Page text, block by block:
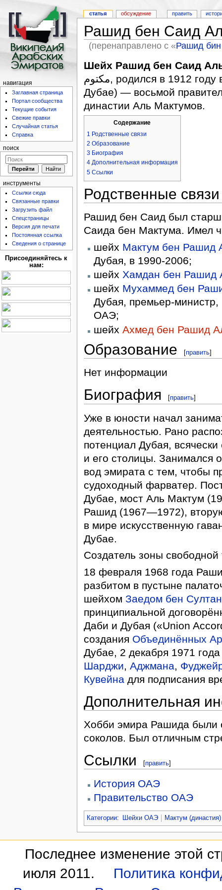
Рашид бен Саид
(перенаправлено с «Рашид
Шейх Рашид бен Саид
مكتوم, родился в 1912 году в Дубае — умер 7 октября 1990 года в
Дубае) — восьмой
династии Аль Мактумов.
Содержание
1 Родственные связи
2 Образование
3 Биография
4 Дополнительная информация
5 Ссылки
Родственные связи
Рашид бен Саид был
Саида бен Мактума. Имел
шейх Мактум бен Рашид
Дубая, в 1990-2006;
шейх Хамдан бен Рашид
шейх Мухаммед бен
Дубая, премьер-
ОАЭ;
шейх Ахмед бен Рашид
Образование [править]
Нет информации
Биография [править]
Уже в юности начал
деятельностью. Рано
потенциал Дубая,
и его столицы. Занимался
вод эмирата с тем, чтобы
судоходный фарватер.
Дубае, мост Аль Мактум
Рашид (1967—1972),
в мире искусственную
Дубае.
Создатель зоны
18 февраля 1968 года
разбитом в пустыне
шейхом Заедом бен
принципиальной
Даби и Дубая («Union
создания Объединённых
Дубае, 2 декабря 1971
Шарджи
Аджмана
Кувейна для подписания
Дополнительная
Хобби эмира Рашида были
соколов. Был отличным
Ссылки [править]
История ОАЭ
Правительство ОАЭ
Категории: Шейхи ОАЭ Мактум (династия)
статья обсуждение править
навигация
Заглавная страница
Портал сообщества
Текущие события
Свежие правки
Случайная статья
Справка
поиск
инструменты
Ссылки сюда
Связанные правки
Загрузить файл
Спецстраницы
Версия для печати
Постоянная ссылка
Сведения о странице
Присоединяйтесь к
нам:
Последнее изменение этой
июля 2011.
Политика